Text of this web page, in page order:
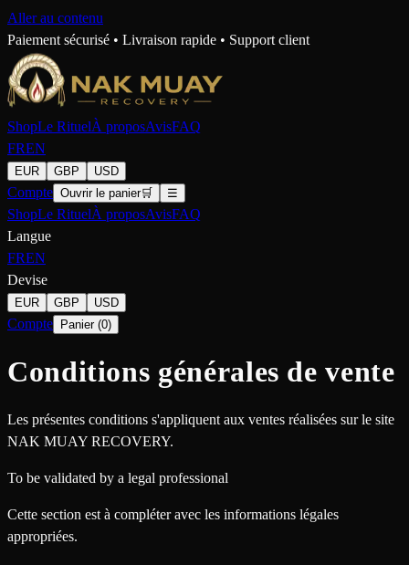
Aller au contenu
Paiement sécurisé • Livraison rapide • Support client
ShopLe RituelÀ proposAvisFAQ
FREN
EUR GBP USD
Compte Ouvrir le panier🛒 ☰
ShopLe RituelÀ proposAvisFAQ
Langue
FREN
Devise
EUR GBP USD
Compte Panier(0)
Conditions générales de vente
Les présentes conditions s'appliquent aux ventes réalisées sur le site
NAK MUAY RECOVERY.
To be validated by a legal professional
Cette section est à compléter avec les informations légales
appropriées.